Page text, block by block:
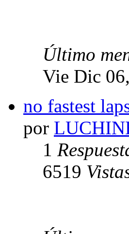
Último
Vie Dic
no fastest
por
1
6519